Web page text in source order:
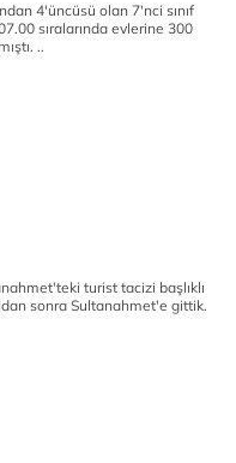
4'üncüsü olan 7'nci sınıf
sıralarında evlerine 300
..
turist tacizi başlıklı
sonra Sultanahmet'e gittik.